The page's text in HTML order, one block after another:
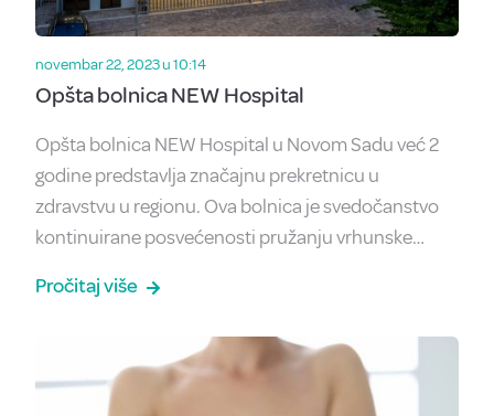
novembar 22, 2023 u 10:14
Opšta bolnica NEW Hospital
Opšta bolnica NEW Hospital u Novom Sadu već 2
godine predstavlja značajnu prekretnicu u
zdravstvu u regionu. Ova bolnica je svedočanstvo
kontinuirane posvećenosti pružanju vrhunske…
Pročitaj više